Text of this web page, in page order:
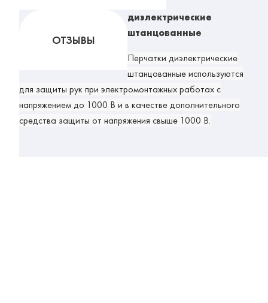
ОТЗЫВЫ
диэлектрические
штанцованные
Перчатки диэлектрические
штанцованныеиспользуются
для защиты рук при электромонтажных работах с
напряжением до 1000 В и в качестве дополнительного
средства защиты от напряжения свыше 1000 В.